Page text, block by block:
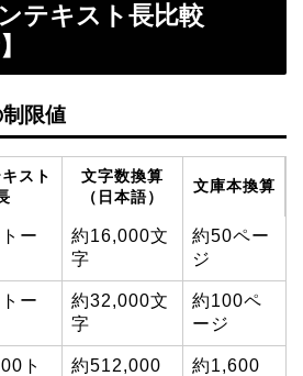
テキスト長比較
限値
スト
文字数換算
（日本語）
文庫本換算
ー
約16,000文
字
約50ペー
ジ
ー
約32,000文
字
約100ペ
ージ
ト
約512,000
約1,600